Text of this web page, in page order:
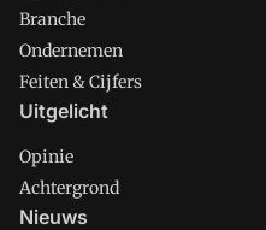
Branche
Ondernemen
Feiten & Cijfers
Uitgelicht
Opinie
Achtergrond
Nieuws